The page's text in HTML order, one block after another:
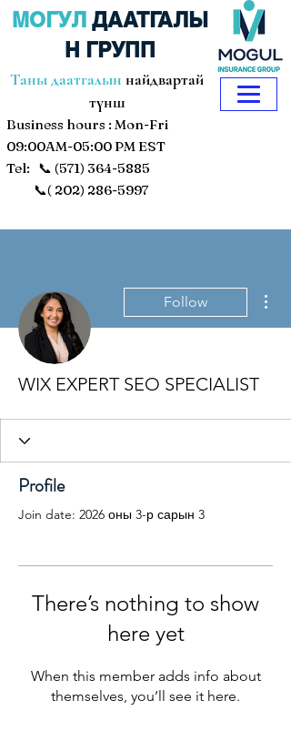
Таны даатгалын найдвартай
түнш
Tel: 📞 (571) 364-5885
📞( 202) 286-5997
МОГУЛ ДААТГАЛЫ
Н ГРУПП
Business hours : Mon-Fri
09:00AM-05:00 PM EST
Follow
WIX EXPERT SEO SPECIALIST
Profile
Join date: 2026 оны 3-р сарын 3
There’s nothing to show
here yet
When this member adds info about
themselves, you’ll see it here.